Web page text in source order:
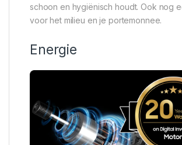
schoon en hygiënisch houdt. Ook nog
voor het milieu en je portemonnee.
Energie